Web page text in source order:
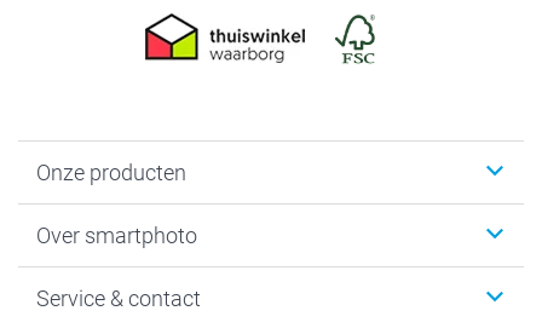
Onze producten
Fotoboeken
Fotocadeaus
Over smartphoto
Vacatures
Service & contact